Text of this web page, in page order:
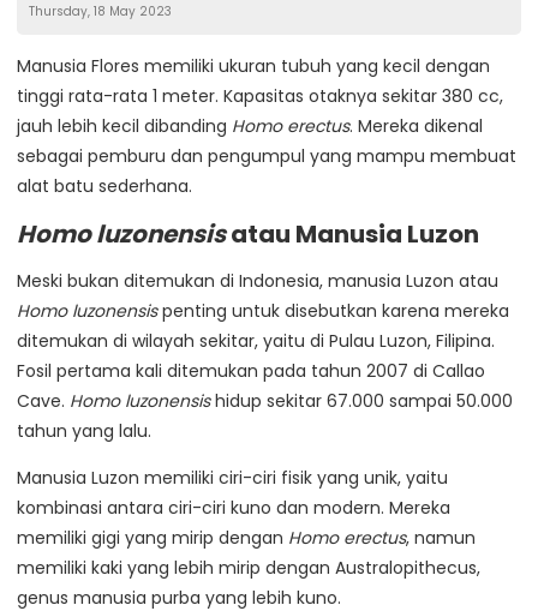
Thursday, 18 May 2023
Manusia Flores memiliki ukuran tubuh yang kecil dengan
tinggi rata-rata 1 meter. Kapasitas otaknya sekitar 380 cc,
jauh lebih kecil dibanding Homo erectus. Mereka dikenal
sebagai pemburu dan pengumpul yang mampu membuat
alat batu sederhana.
Homo luzonensisatau Manusia Luzon
Meski bukan ditemukan di Indonesia, manusia Luzon atau
Homo luzonensispenting untuk disebutkan karena mereka
ditemukan di wilayah sekitar, yaitu di Pulau Luzon, Filipina.
Fosil pertama kali ditemukan pada tahun 2007 di Callao
Cave. Homo luzonensishidup sekitar 67.000 sampai 50.000
tahun yang lalu.
Manusia Luzon memiliki ciri-ciri fisik yang unik, yaitu
kombinasi antara ciri-ciri kuno dan modern. Mereka
memiliki gigi yang mirip dengan Homo erectus, namun
memiliki kaki yang lebih mirip dengan Australopithecus,
genus manusia purba yang lebih kuno.